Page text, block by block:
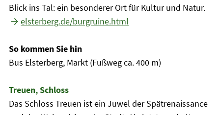
Blick ins Tal: ein besonderer Ort für Kultur und Natur.
elsterberg.de/burgruine.html
So kommen Sie hin
Bus Elsterberg, Markt (Fußweg ca. 400 m)
Treuen, Schloss
Das Schloss Treuen ist ein Juwel der Spätrenaissance